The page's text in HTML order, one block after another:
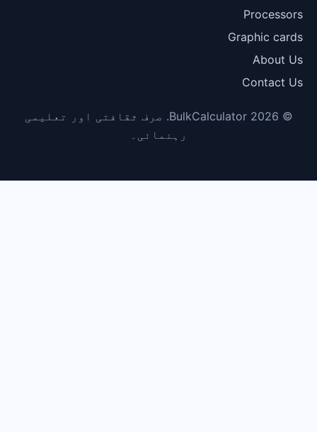
Processors
Graphic cards
About Us
Contact Us
© 2026 BulkCalculator. صرف ثقافتی اور تعلیمی
رہنمائی۔